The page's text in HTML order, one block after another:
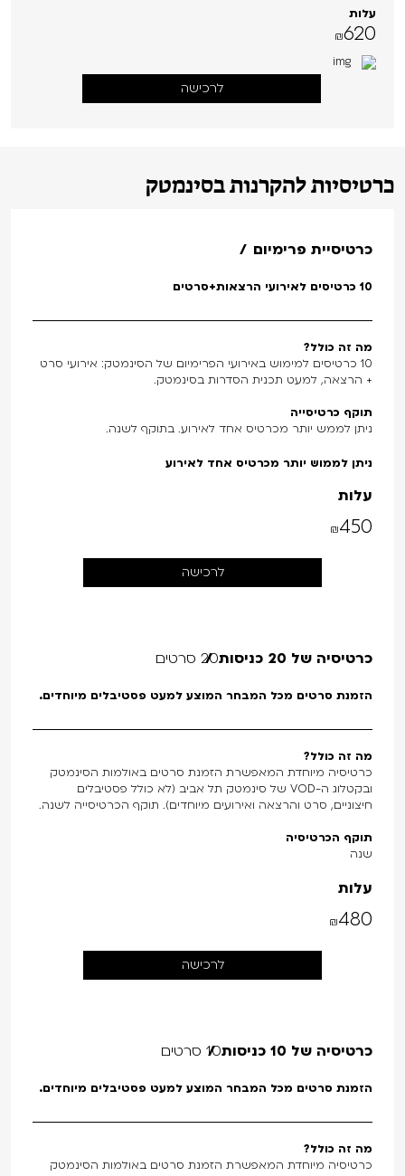
עלות
620
₪
לרכישה
כרטיסיות להקרנות בסינמטק
כרטיסיית פרימיום
10 כרטיסים לאירועי הרצאות+סרטים
מה זה כולל?
10 כרטיסים למימוש באירועי הפרימיום של הסינמטק: אירועי סרט
+ הרצאה, למעט תכנית הסדרות בסינמטק.
תוקף כרטיסייה
ניתן לממש יותר מכרטיס אחד לאירוע. בתוקף לשנה.
ניתן לממוש יותר מכרטיס אחד לאירוע
עלות
₪450
לרכישה
כרטיסיה של 20 כניסות 20 סרטים
הזמנת סרטים מכל המבחר המוצע למעט פסטיבלים מיוחדים.
מה זה כולל?
כרטיסיה מיוחדת המאפשרת הזמנת סרטים באולמות הסינמטק
ובקטלוג ה-VOD של סינמטק תל אביב (לא כולל פסטיבלים
חיצוניים, סרט והרצאה ואירועים מיוחדים). תוקף הכרטיסייה לשנה.
תוקף הכרטיסיה
שנה
עלות
₪480
לרכישה
כרטיסיה של 10 כניסות 10 סרטים
הזמנת סרטים מכל המבחר המוצע למעט פסטיבלים מיוחדים.
מה זה כולל?
כרטיסיה מיוחדת המאפשרת הזמנת סרטים באולמות הסינמטק